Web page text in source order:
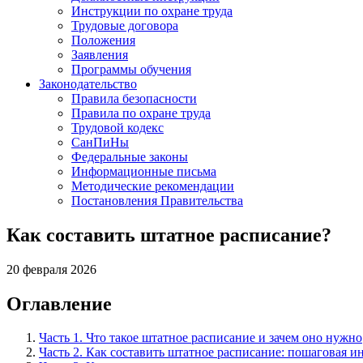
Инструкции по охране труда
Трудовые договора
Положения
Заявления
Программы обучения
Законодательство
Правила безопасности
Правила по охране труда
Трудовой кодекс
СанПиНы
Федеральные законы
Информационные письма
Методические рекомендации
Постановления Правительства
Как составить штатное расписание?
20 февраля 2026
Оглавление
Часть 1. Что такое штатное расписание и зачем оно нужно
Часть 2. Как составить штатное расписание: пошаговая